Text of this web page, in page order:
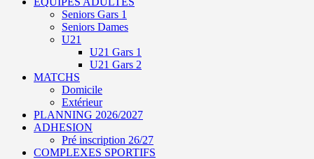
Seniors Gars 1
Seniors Dames
U21
U21 Gars 1
U21 Gars 2
MATCHS
Domicile
Extérieur
PLANNING 2026/2027
ADHESION
Pré inscription 26/27
COMPLEXES SPORTIFS